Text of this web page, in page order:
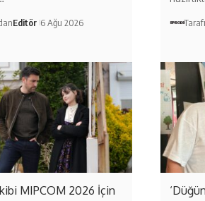
Editör 6 Ağu 2026
MIPCOM 2026 İçin